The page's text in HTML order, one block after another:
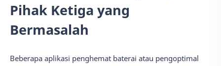
Pihak Ketiga yang
Bermasalah
Beberapa aplikasi penghemat baterai atau pengoptimal